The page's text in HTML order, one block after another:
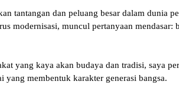
tantangan dan peluang besar dalam dunia
modernisasi, muncul pertanyaan
yang kaya akan budaya dan tradisi, saya
membentuk karakter generasi bangsa.